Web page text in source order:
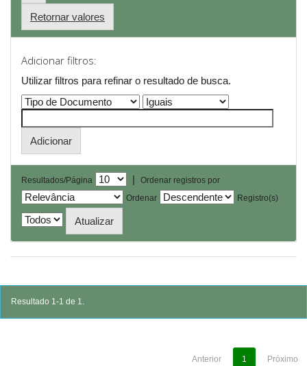
Retornar valores
Adicionar filtros:
Utilizar filtros para refinar o resultado de busca.
Resultados/Página |
Ordenar registros por
Ordenar
Registro(s)
Resultado 1-1 de 1.
Anterior 1 Próximo